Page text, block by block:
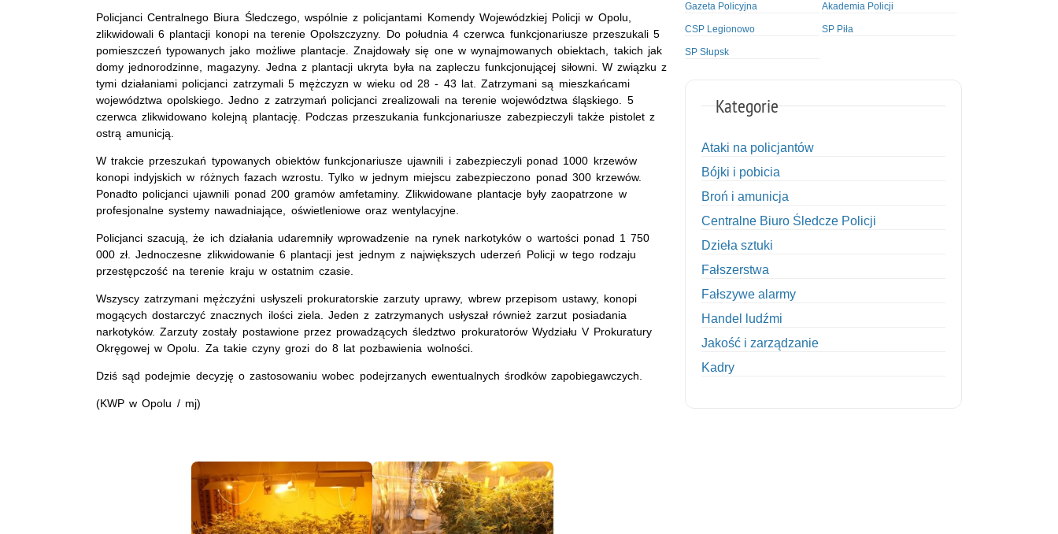
Policjanci Centralnego Biura Śledczego, wspólnie z policjantami Komendy Wojewódzkiej Policji w Opolu,
zlikwidowali 6 plantacji konopi na terenie Opolszczyzny. Do południa 4 czerwca funkcjonariusze przeszukali 5
pomieszczeń typowanych jako możliwe plantacje. Znajdowały się one w wynajmowanych obiektach, takich jak
domy jednorodzinne, magazyny. Jedna z plantacji ukryta była na zapleczu funkcjonującej siłowni. W związku z
tymi działaniami policjanci zatrzymali 5 mężczyzn w wieku od 28 - 43 lat. Zatrzymani są mieszkańcami
województwa opolskiego. Jedno z zatrzymań policjanci zrealizowali na terenie województwa śląskiego. 5
czerwca zlikwidowano kolejną plantację. Podczas przeszukania funkcjonariusze zabezpieczyli także pistolet z
ostrą amunicją.
W trakcie przeszukań typowanych obiektów funkcjonariusze ujawnili i zabezpieczyli ponad 1000 krzewów
konopi indyjskich w różnych fazach wzrostu. Tylko w jednym miejscu zabezpieczono ponad 300 krzewów.
Ponadto policjanci ujawnili ponad 200 gramów amfetaminy. Zlikwidowane plantacje były zaopatrzone w
profesjonalne systemy nawadniające, oświetleniowe oraz wentylacyjne.
Policjanci szacują, że ich działania udaremniły wprowadzenie na rynek narkotyków o wartości ponad 1 750
000 zł. Jednoczesne zlikwidowanie 6 plantacji jest jednym z największych uderzeń Policji w tego rodzaju
przestępczość na terenie kraju w ostatnim czasie.
Wszyscy zatrzymani mężczyźni usłyszeli prokuratorskie zarzuty uprawy, wbrew przepisom ustawy, konopi
mogących dostarczyć znacznych ilości ziela. Jeden z zatrzymanych usłyszał również zarzut posiadania
narkotyków. Zarzuty zostały postawione przez prowadzących śledztwo prokuratorów Wydziału V Prokuratury
Okręgowej w Opolu. Za takie czyny grozi do 8 lat pozbawienia wolności.
Dziś sąd podejmie decyzję o zastosowaniu wobec podejrzanych ewentualnych środków zapobiegawczych.
(KWP w Opolu / mj)
Gazeta Policyjna Akademia Policji
CSP Legionowo SP Piła
SP Słupsk
Kategorie
Ataki na policjantów
Bójki i pobicia
Broń i amunicja
Centralne Biuro Śledcze Policji
Dzieła sztuki
Fałszerstwa
Fałszywe alarmy
Handel ludźmi
Jakość i zarządzanie
Kadry